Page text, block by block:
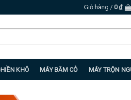
Giỏ hàng / 0₫
KHÔ MÁY BĂM CỎ MÁY TRỘN